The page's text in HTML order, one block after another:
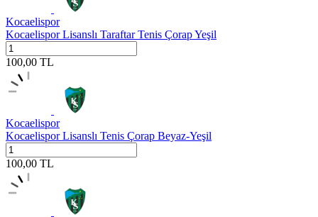
Kocaelispor
Kocaelispor Lisanslı Taraftar Tenis Çorap Yeşil
100,00 TL
Kocaelispor
Kocaelispor Lisanslı Tenis Çorap Beyaz-Yeşil
100,00 TL